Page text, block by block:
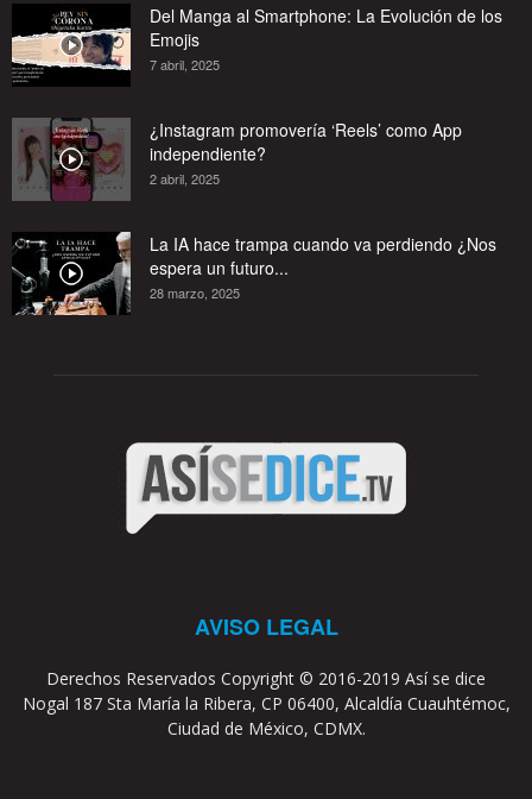
Del Manga al Smartphone: La Evolución de los
Emojis
7 abril, 2025
¿Instagram promovería ‘Reels’ como App
independiente?
2 abril, 2025
La IA hace trampa cuando va perdiendo ¿Nos
espera un futuro...
28 marzo, 2025
AVISO LEGAL
Derechos Reservados Copyright © 2016-2019 Así se dice
Nogal 187 Sta María la Ribera, CP 06400, Alcaldía Cuauhtémoc,
Ciudad de México, CDMX.